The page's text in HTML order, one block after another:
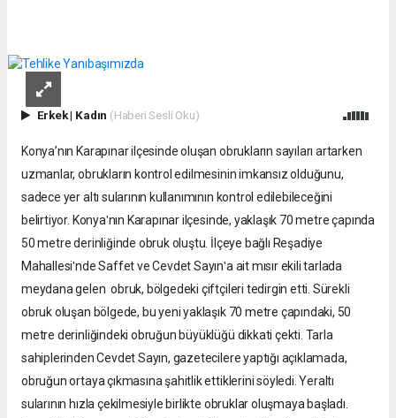
Erkek| Kadın (Haberi Sesli Oku)
Konya’nın Karapınar ilçesinde oluşan obrukların sayıları artarken
uzmanlar, obrukların kontrol edilmesinin imkansız olduğunu,
sadece yer altı sularının kullanımının kontrol edilebileceğini
belirtiyor. Konyaʹnın Karapınar ilçesinde, yaklaşık 70 metre çapında
50 metre derinliğinde obruk oluştu. İlçeye bağlı Reşadiye
Mahallesiʹnde Saffet ve Cevdet Sayınʹa ait mısır ekili tarlada
meydana gelen obruk, bölgedeki çiftçileri tedirgin etti. Sürekli
obruk oluşan bölgede, bu yeni yaklaşık 70 metre çapındaki, 50
metre derinliğindeki obruğun büyüklüğü dikkati çekti. Tarla
sahiplerinden Cevdet Sayın, gazetecilere yaptığı açıklamada,
obruğun ortaya çıkmasına şahitlik ettiklerini söyledi. Yeraltı
sularının hızla çekilmesiyle birlikte obruklar oluşmaya başladı.